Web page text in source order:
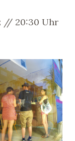
// 20:30 Uhr